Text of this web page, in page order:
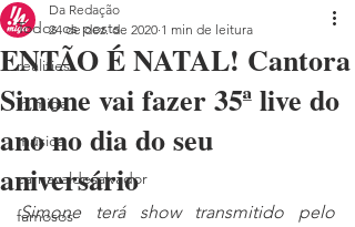
Todos os posts
realities
ih,miga
música
carnavaldesalvador
famosos
ENTÃO É NATAL! Cantora
Simone vai fazer 35ª live do
ano no dia do seu
aniversário
Da Redação
24 de dez. de 2020 1 min de leitura
Simone terá show transmitido pelo